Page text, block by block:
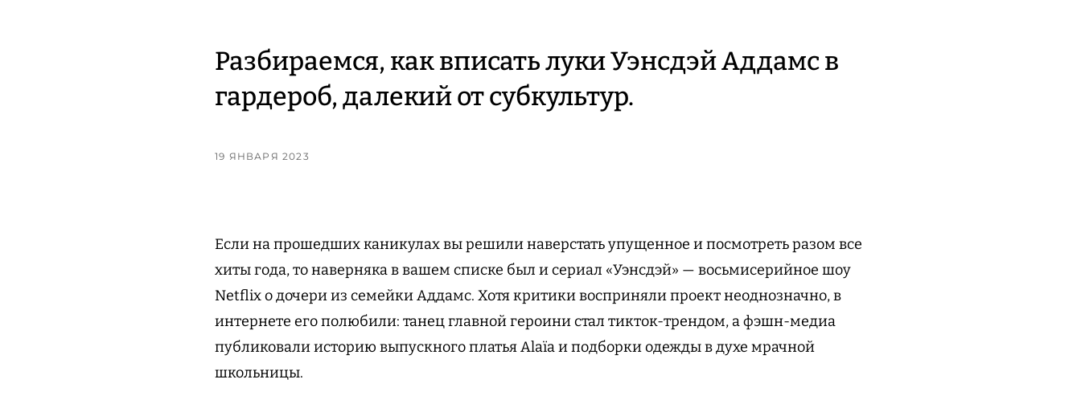
Разбираемся, как вписать луки Уэнсдэй Аддамс в
гардероб, далекий от субкультур.
19 ЯНВАРЯ 2023
Если на прошедших каникулах вы решили наверстать упущенное и посмотреть разом все
хиты года, то наверняка в вашем списке был и сериал «Уэнсдэй» — восьмисерийное шоу
Netflix о дочери из семейки Аддамс. Хотя критики восприняли проект неоднозначно, в
интернете его полюбили: танец главной героини стал тикток-трендом, а фэшн-медиа
публиковали историю выпускного платья Alaïa и подборки одежды в духе мрачной
школьницы.